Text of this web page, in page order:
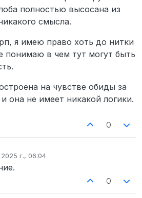
полностью высосана из
смысла.
я имею право хоть до нитки
понимаю в чем тут могут быть
на чувстве обиды за
она не имеет никакой логики.
0
г., 06:04
0